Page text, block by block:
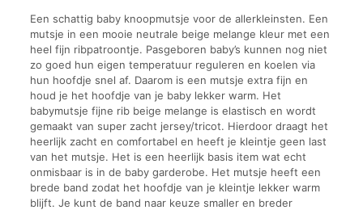
Een schattig baby knoopmutsje voor de allerkleinsten. Een
mutsje in een mooie neutrale beige melange kleur met een
heel fijn ribpatroontje. Pasgeboren baby’s kunnen nog niet
zo goed hun eigen temperatuur reguleren en koelen via
hun hoofdje snel af. Daarom is een mutsje extra fijn en
houd je het hoofdje van je baby lekker warm. Het
babymutsje fijne rib beige melange is elastisch en wordt
gemaakt van super zacht jersey/tricot. Hierdoor draagt het
heerlijk zacht en comfortabel en heeft je kleintje geen last
van het mutsje. Het is een heerlijk basis item wat echt
onmisbaar is in de baby garderobe. Het mutsje heeft een
brede band zodat het hoofdje van je kleintje lekker warm
blijft. Je kunt de band naar keuze smaller en breder